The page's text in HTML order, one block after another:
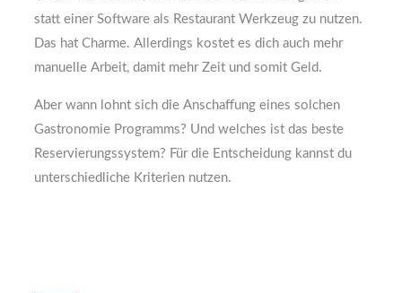
statt einer Software als Restaurant Werkzeug zu nutzen.
Das hat Charme. Allerdings kostet es dich auch mehr
manuelle Arbeit, damit mehr Zeit und somit Geld.
Aber wann lohnt sich die Anschaffung eines solchen
Gastronomie Programms? Und welches ist das beste
Reservierungssystem? Für die Entscheidung kannst du
unterschiedliche Kriterien nutzen.